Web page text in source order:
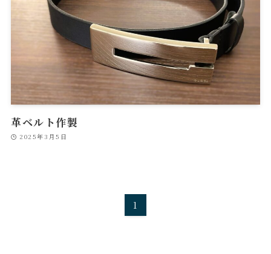
革ベルト作製
2025年3月5日
1